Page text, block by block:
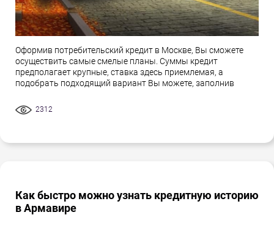
Оформив потребительский кредит в Москве, Вы сможете
осуществить самые смелые планы. Суммы кредит
предполагает крупные, ставка здесь приемлемая, а
подобрать подходящий вариант Вы можете, заполнив
2312
Как быстро можно узнать кредитную историю
в Армавире